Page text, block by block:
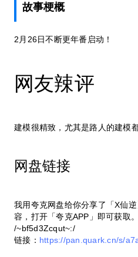
故事梗概
2月26日不断更年番启动！
网友辣评
建模很精致，尤其是路人的建模
网盘链接
我用夸克网盘给你分享了「X仙
容，打开「夸克APP」即可获取。
/~bf5d3Zcqut~:/
链接： https://pan.quark.cn/s/